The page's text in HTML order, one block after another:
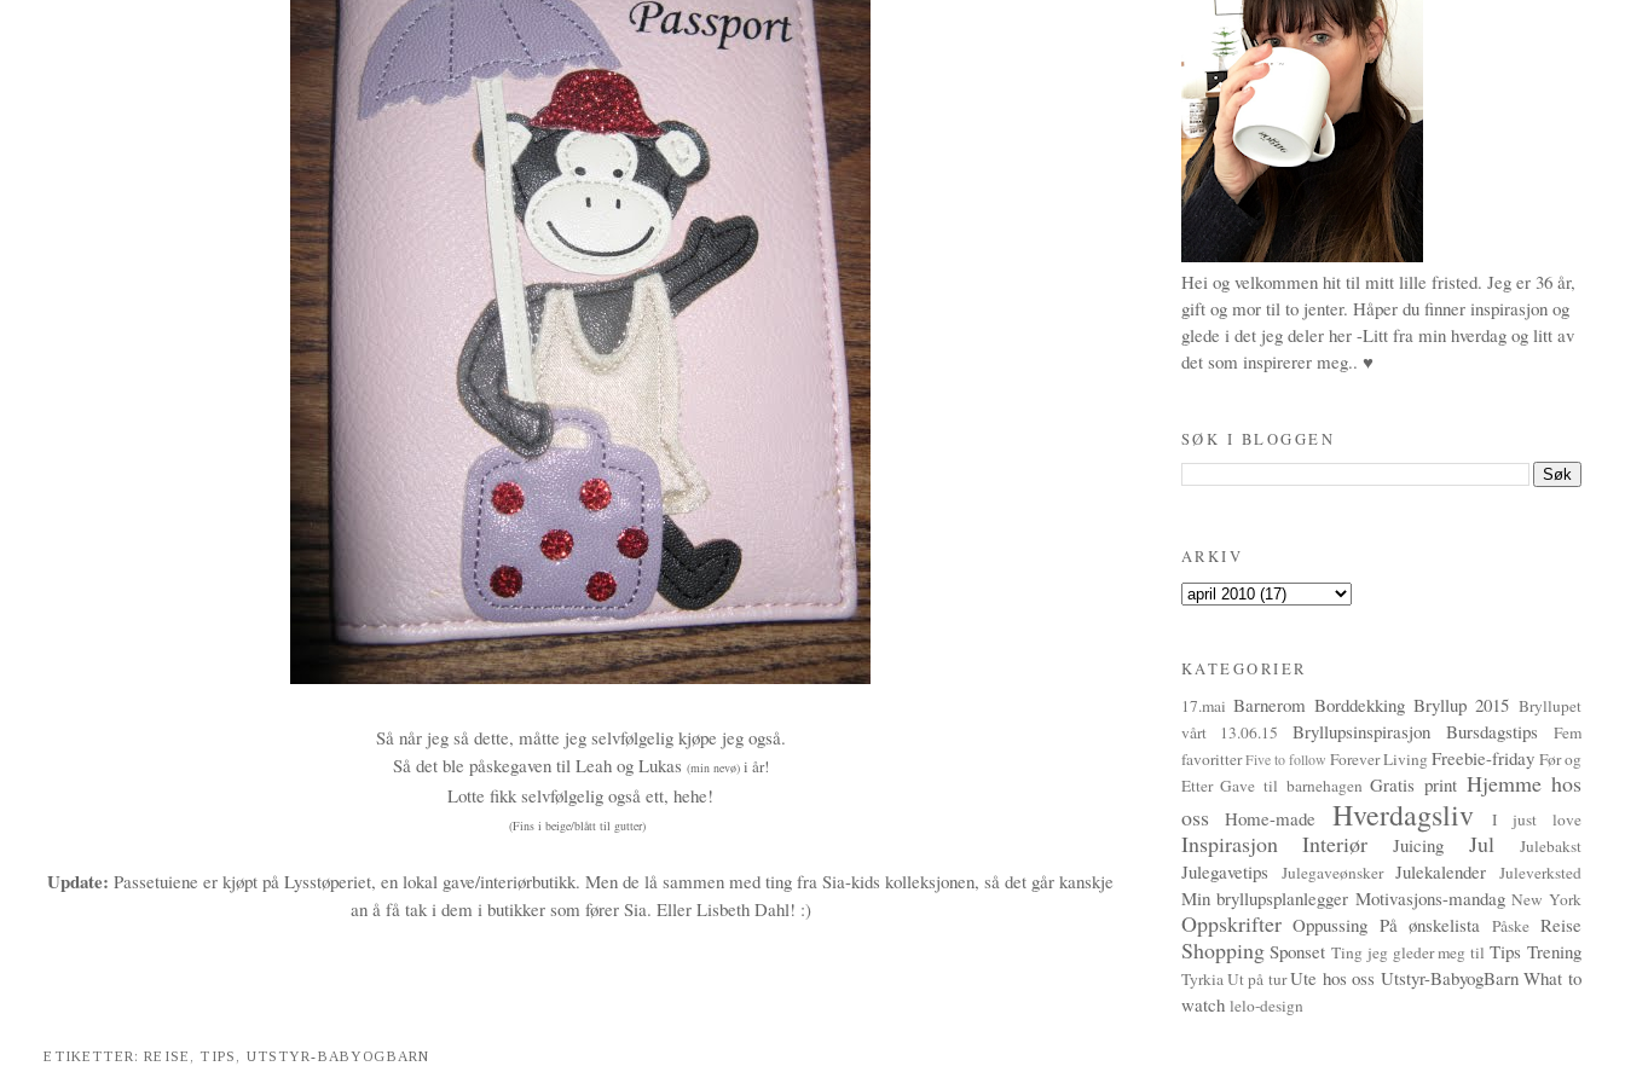
Så når jeg så dette, måtte jeg selvfølgelig kjøpe jeg også.
Så det ble påskegaven til Leah og Lukas (min nevø) i år!
Lotte fikk selvfølgelig også ett, hehe!
(Fins i beige/blått til gutter)
Update: Passetuiene er kjøpt på Lysstøperiet, en lokal gave/interiørbutikk. Men de lå sammen med ting fra Sia-kids kolleksjonen, så det går kanskje
an å få tak i dem i butikker som fører Sia. Eller Lisbeth Dahl! :)
ETIKETTER:REISE , TIPS , UTSTYR-BABYOGBARN
Hei og velkommen hit til mitt lille fristed. Jeg er 36 år,
gift og mor til to jenter. Håper du finner inspirasjon og
glede i det jeg deler her -Litt fra min hverdag og litt av
det som inspirerer meg.. ♥
SØK I BLOGGEN
ARKIV
KATEGORIER
17.mai Barnerom Borddekking Bryllup 2015 Bryllupet
vårt 13.06.15
Bryllupsinspirasjon Bursdagstips
Fem
favoritter Five to follow Forever Living Freebie-friday Før og
Etter Gave til barnehagen Gratis print Hjemme hos
oss
Home-made Hverdagsliv I just love
Inspirasjon Interiør Juicing Jul Julebakst
Julegavetips Julegaveønsker Julekalender Juleverksted
Min bryllupsplanlegger Motivasjons-mandag New York
Oppskrifter Oppussing På ønskelista Påske Reise
Shopping Sponset Ting jeg gleder meg til Tips Trening
TyrkiaUt på turUte hos oss Utstyr-BabyogBarn What to
watch lelo-design